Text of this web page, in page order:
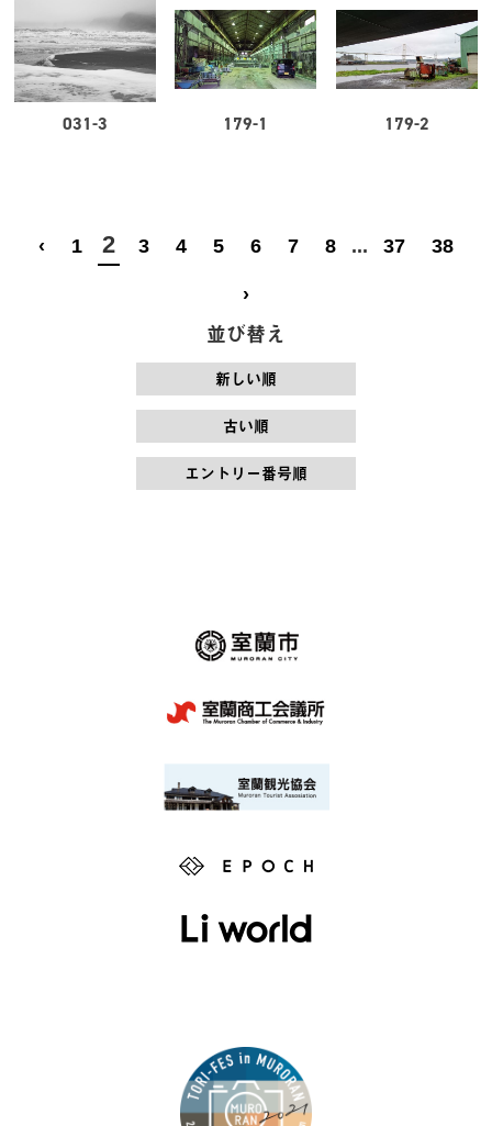
031-3 179-1 179-2
‹ 1 2 3 4 5 6 7 8 ... 37 38
›
並び替え
新しい順
古い順
エントリー番号順